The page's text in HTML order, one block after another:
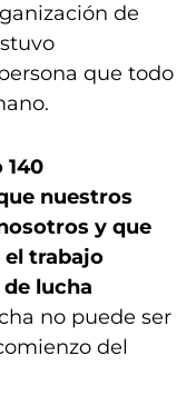
de
que todo
140
nuestros
y que
el trabajo
lucha
no puede ser
del